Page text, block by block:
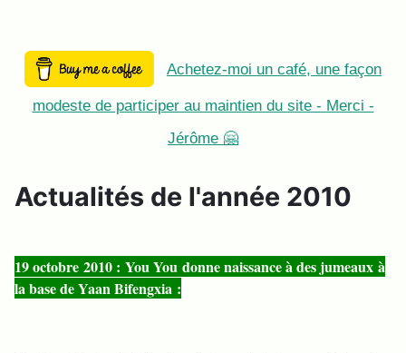
Achetez-moi un café, une façon
modeste de participer au maintien du site - Merci -
Jérôme 🤗
Actualités de l'année 2010
19 octobre 2010 : You You donne naissance à des jumeaux à
la base de Yaan Bifengxia :